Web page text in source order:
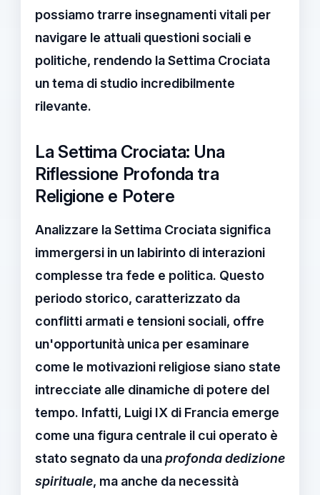
possiamo trarre insegnamenti vitali per
navigare le attuali questioni sociali e
politiche, rendendo laSettima Crociata
un tema di studio incredibilmente
rilevante.
La Settima Crociata: Una
Riflessione Profonda tra
Religione e Potere
Analizzare laSettima Crociatasignifica
immergersi in un labirinto di interazioni
complesse tra fede e politica. Questo
periodo storico, caratterizzato da
conflitti armati e tensioni sociali, offre
un'opportunità unica per esaminare
come le motivazioni religiose siano state
intrecciate alle dinamiche di potere del
tempo. Infatti, Luigi IX di Francia emerge
come una figura centrale il cui operato è
stato segnato da unaprofonda dedizione
spirituale, ma anche da necessità